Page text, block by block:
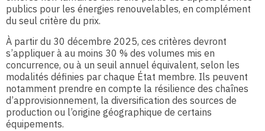
publics pour les énergies renouvelables, en complément
du seul critère du prix.
À partir du 30 décembre 2025, ces critères devront
s’appliquer à au moins 30 % des volumes mis en
concurrence, ou à un seuil annuel équivalent, selon les
modalités définies par chaque État membre. Ils peuvent
notamment prendre en compte la résilience des chaînes
d’approvisionnement, la diversification des sources de
production ou l’origine géographique de certains
équipements.